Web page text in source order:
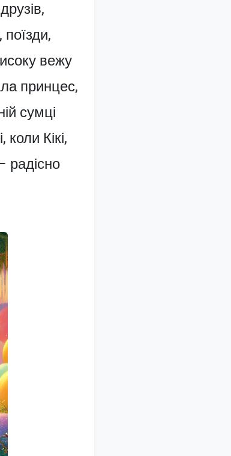
вежу
принцес,
сумці
Кікі,
радісно